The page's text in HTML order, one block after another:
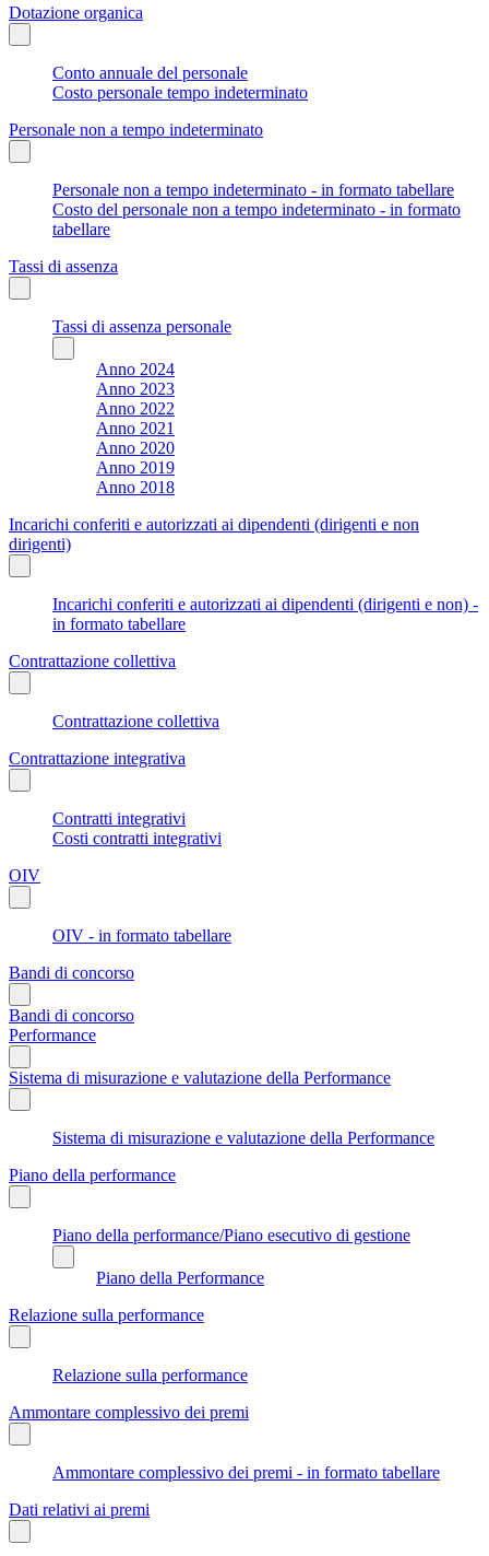
Dotazione organica
Conto annuale del personale
Costo personale tempo indeterminato
Personale non a tempo indeterminato
Personale non a tempo indeterminato - in formato tabellare
Costo del personale non a tempo indeterminato - in formato
tabellare
Tassi di assenza
Tassi di assenza personale
Anno 2024
Anno 2023
Anno 2022
Anno 2021
Anno 2020
Anno 2019
Anno 2018
Incarichi conferiti e autorizzati ai dipendenti (dirigenti e non
dirigenti)
Incarichi conferiti e autorizzati ai dipendenti (dirigenti e non) -
in formato tabellare
Contrattazione collettiva
Contrattazione collettiva
Contrattazione integrativa
Contratti integrativi
Costi contratti integrativi
OIV
OIV - in formato tabellare
Bandi di concorso
Bandi di concorso
Performance
Sistema di misurazione e valutazione della Performance
Sistema di misurazione e valutazione della Performance
Piano della performance
Piano della performance/Piano esecutivo di gestione
Piano della Performance
Relazione sulla performance
Relazione sulla performance
Ammontare complessivo dei premi
Ammontare complessivo dei premi - in formato tabellare
Dati relativi ai premi